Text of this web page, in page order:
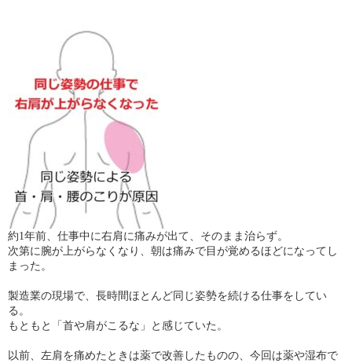
約1年前、仕事中に右肩に痛みが出て、そのまま治らず。
次第に腕が上がらなくなり、朝は痛みで目が覚めるほどになってし
まった。
製造業の現場で、長時間ほとんど同じ姿勢を続ける仕事をしてい
る。
もともと「首や肩がこるな」と感じていた。
以前、左肩を痛めたときは薬で改善したものの、今回は薬や湿布で